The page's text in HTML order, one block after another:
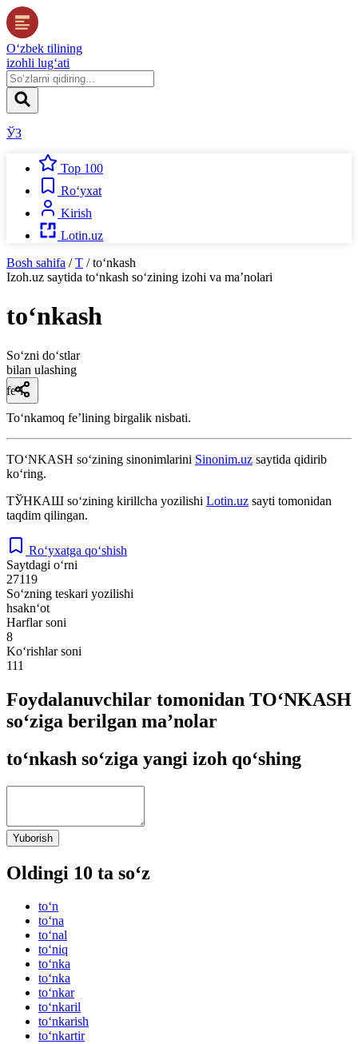
O‘zbek tilining
izohli lug‘ati
ЎЗ
Top 100
Ro‘yxat
Kirish
Lotin.uz
Bosh sahifa / T / to‘nkash
Izoh.uz saytida to‘nkash so‘zining izohi va ma’nolari
to‘nkash
So‘zni do‘stlar
bilan ulashing
fe’l
Toʻnkamoq feʼlining birgalik nisbati.
TO‘NKASH so‘zining sinonimlarini Sinonim.uz saytida qidirib
ko‘ring.
ТЎНКАШ so‘zining kirillcha yozilishi Lotin.uz sayti tomonidan
taqdim qilingan.
Ro‘yxatga qo‘shish
Saytdagi o‘rni
27119
So‘zning teskari yozilishi
hsakn‘ot
Harflar soni
8
Ko‘rishlar soni
111
Foydalanuvchilar tomonidan TO‘NKASH
so‘ziga berilgan ma’nolar
to‘nkash so‘ziga yangi izoh qo‘shing
Yuborish
Oldingi 10 ta so‘z
to‘n
to‘na
to‘nal
to‘niq
to‘nka
to‘nka
to‘nkar
to‘nkaril
to‘nkarish
to‘nkartir